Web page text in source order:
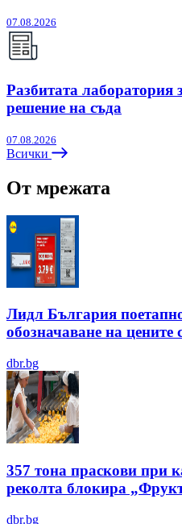
07.08.2026
Разбитата лаборатория
решение на съда
07.08.2026
Всички
От мрежата
Лидл България
обозначаване на цените
dbr.bg
357 тона праскови при
реколта блокира
dbr.bg